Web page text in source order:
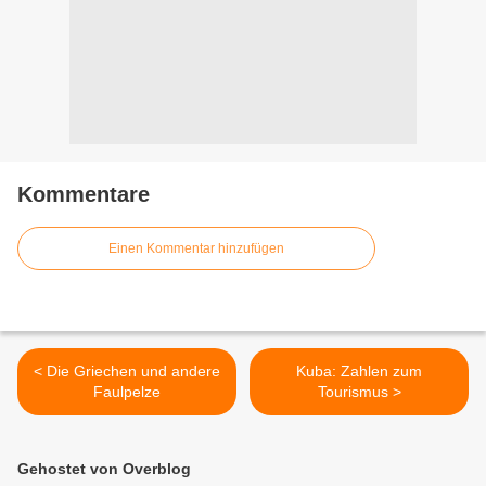
Kommentare
Einen Kommentar hinzufügen
< Die Griechen und andere
Faulpelze
Kuba: Zahlen zum
Tourismus >
Gehostet von Overblog